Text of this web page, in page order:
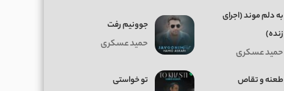
به دلم موند (اجرای
زنده)
حمید عسکری
جوونیم رفت
حمید عسکری
طعنه و تقاص تو خواستی